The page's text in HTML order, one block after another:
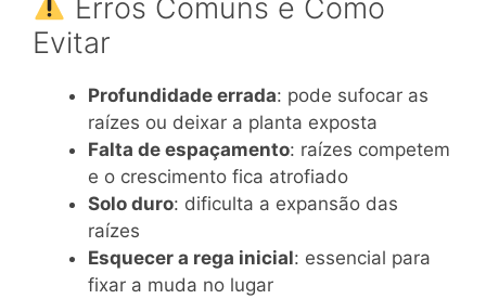
Erros Comuns e Como
Evitar
Profundidade errada: pode sufocar as
raízes ou deixar a planta exposta
Falta de espaçamento: raízes competem
e o crescimento fica atrofiado
Solo duro: dificulta a expansão das
raízes
Esquecer a rega inicial: essencial para
fixar a muda no lugar